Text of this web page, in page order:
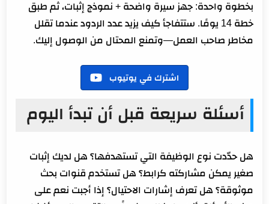
بخطوة واحدة: جهز سيرة واضحة + نموذج إثبات، ثم طبق
خطة 14 يومًا. ستتفاجأ كيف يزيد عدد الردود عندما تقلل
مخاطر صاحب العمل—وتمنع المحتال من الوصول إليك.
اشترك في يوتيوب
أسئلة سريعة قبل أن تبدأ اليوم
هل حدّدت نوع الوظيفة التي تستهدفها؟ هل لديك إثبات
صغير يمكن مشاركته كرابط؟ هل تستخدم قنوات بحث
موثوقة؟ هل تعرف إشارات الاحتيال؟ إذا أجبت نعم على